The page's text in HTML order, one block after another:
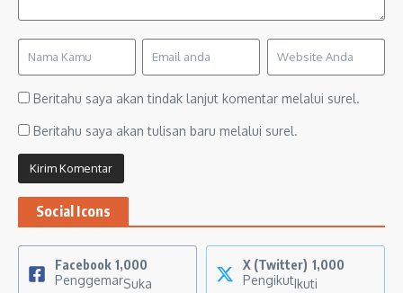
Beritahu saya akan tindak lanjut komentar melalui surel.
Beritahu saya akan tulisan baru melalui surel.
Social Icons
Facebook 1,000
PenggemarSuka
X (Twitter) 1,000
PengikutIkuti